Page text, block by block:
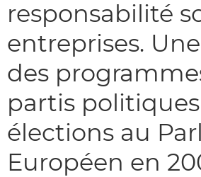
responsabilité
entreprises.
des
partis
élections au
Européen en